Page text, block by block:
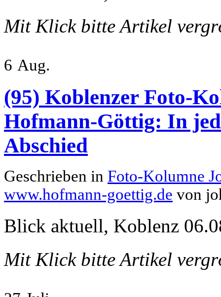
Mit Klick bitte Artikel
6 Aug.
(95) Koblenzer Foto-
Hofmann-Göttig: In
Abschied
Geschrieben in Foto-Kolumne
www.hofmann-goettig.de von
Blick aktuell, Koblenz
Mit Klick bitte Artikel